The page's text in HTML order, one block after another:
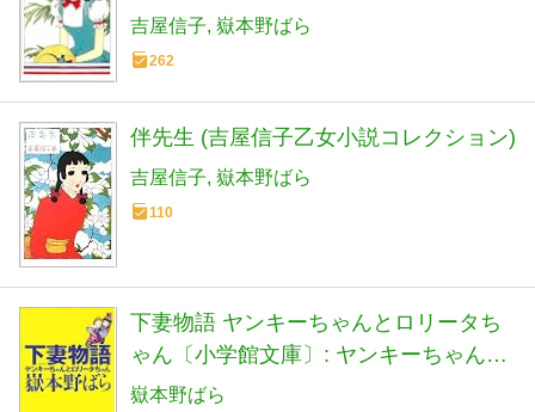
吉屋信子 嶽本野ばら
262
伴先生 (吉屋信子乙女小説コレクション)
吉屋信子 嶽本野ばら
110
下妻物語 ヤンキーちゃんとロリータち
ゃん〔小学館文庫〕: ヤンキーちゃんと
ロリータちゃん (小学館文庫 た 1-3)
嶽本野ばら